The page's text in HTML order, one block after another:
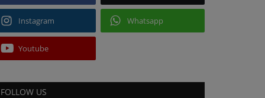
.
Instagram Whatsapp
Youtube
FOLLOW US